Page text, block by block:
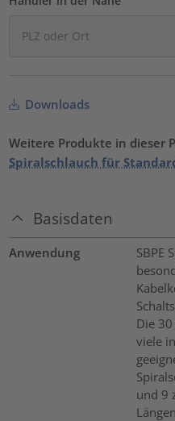
Downloads
Weitere Produkte in dieser
Spiralschlauch für
Basisdaten
Anwendung
SBPE
Die
viele
und 9